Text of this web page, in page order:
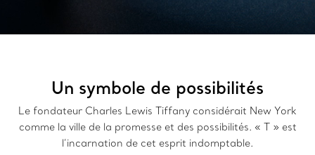
Un symbole de possibilités
Le fondateur Charles Lewis Tiffany considérait New York
comme la ville de la promesse et des possibilités. « T » est
l’incarnation de cet esprit indomptable.